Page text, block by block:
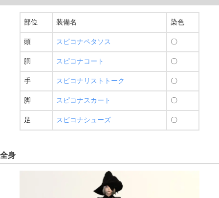
部位 装備名 染色
頭 スピコナペタソス 〇
胴 スピコナコート 〇
手 スピコナリストトーク 〇
脚 スピコナスカート 〇
足 スピコナシューズ 〇
全身